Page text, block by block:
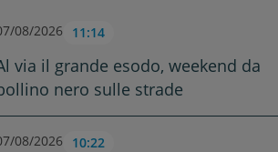
08/2026 11:14
via il grande esodo, weekend da
nero sulle strade
08/2026 10:22